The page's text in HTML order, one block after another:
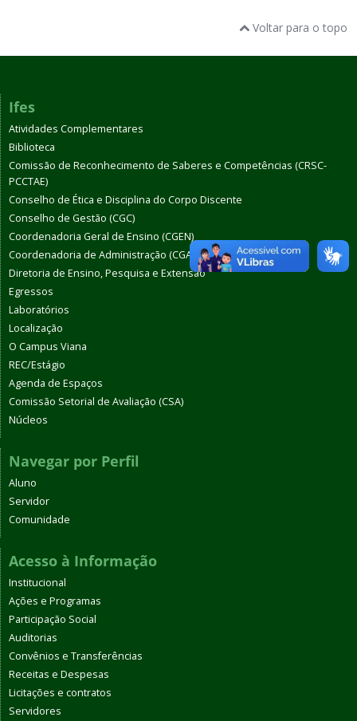
Voltar para o topo
Ifes
Atividades Complementares
Biblioteca
Comissão de Reconhecimento de Saberes e Competências (CRSC-
PCCTAE)
Conselho de Ética e Disciplina do Corpo Discente
Conselho de Gestão (CGC)
Coordenadoria Geral de Ensino (CGEN)
Coordenadoria de Administração (CGAO)
Diretoria de Ensino, Pesquisa e Extensão
Egressos
Laboratórios
Localização
O Campus Viana
REC/Estágio
Agenda de Espaços
Comissão Setorial de Avaliação (CSA)
Núcleos
Navegar por Perfil
Aluno
Servidor
Comunidade
Acesso à Informação
Institucional
Ações e Programas
Participação Social
Auditorias
Convênios e Transferências
Receitas e Despesas
Licitações e contratos
Servidores